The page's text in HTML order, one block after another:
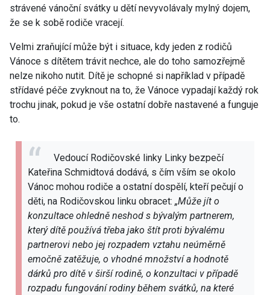
strávené vánoční svátky u dětí nevyvolávaly mylný dojem,
že se k sobě rodiče vracejí.
Velmi zraňující může být i situace, kdy jeden z rodičů
Vánoce s dítětem trávit nechce, ale do toho samozřejmě
nelze nikoho nutit. Dítě je schopné si například v případě
střídavé péče zvyknout na to, že Vánoce vypadají každý rok
trochu jinak, pokud je vše ostatní dobře nastavené a funguje
to.
Vedoucí Rodičovské linky Linky bezpečí
Kateřina Schmidtová dodává, s čím vším se okolo
Vánoc mohou rodiče a ostatní dospělí, kteří pečují o
děti, na Rodičovskou linku obracet: „Může jít o
konzultace ohledně neshod s bývalým partnerem,
který dítě používá třeba jako štít proti bývalému
partnerovi nebo jej rozpadem vztahu neúměrně
emočně zatěžuje, o vhodné množství a hodnotě
dárků pro dítě v širší rodině, o konzultaci v případě
rozpadu fungování rodiny během svátků, na které